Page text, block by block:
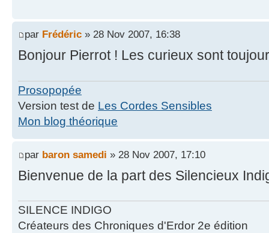
par Frédéric » 28 Nov 2007, 16:38
Bonjour Pierrot ! Les curieux sont
Prosopopée
Version test de Les Cordes Sensibles
Mon blog théorique
par baron samedi » 28 Nov 2007, 17:10
Bienvenue de la part des Silencieux
SILENCE INDIGO
Créateurs des Chroniques d'Erdor 2e édition